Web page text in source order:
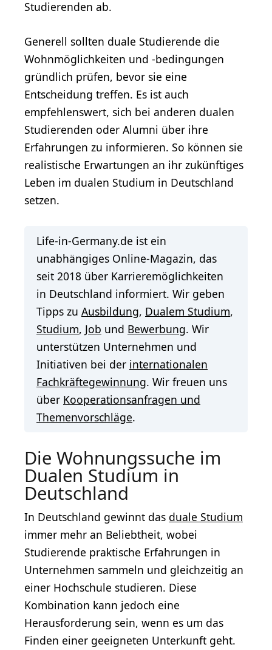
Studierenden ab.
Generell sollten duale Studierende die
Wohnmöglichkeiten und -bedingungen
gründlich prüfen, bevor sie eine
Entscheidung treffen. Es ist auch
empfehlenswert, sich bei anderen dualen
Studierenden oder Alumni über ihre
Erfahrungen zu informieren. So können sie
realistische Erwartungen an ihr zukünftiges
Leben im dualen Studium in Deutschland
setzen.
Life-in-Germany.de ist ein
unabhängiges Online-Magazin, das
seit 2018 über Karrieremöglichkeiten
in Deutschland informiert. Wir geben
Tipps zu Ausbildung, Dualem Studium,
Studium, Job und Bewerbung. Wir
unterstützen Unternehmen und
Initiativen bei der internationalen
Fachkräftegewinnung. Wir freuen uns
über Kooperationsanfragen und
Themenvorschläge.
Die Wohnungssuche im
Dualen Studium in
Deutschland
In Deutschland gewinnt das duale Studium
immer mehr an Beliebtheit, wobei
Studierende praktische Erfahrungen in
Unternehmen sammeln und gleichzeitig an
einer Hochschule studieren. Diese
Kombination kann jedoch eine
Herausforderung sein, wenn es um das
Finden einer geeigneten Unterkunft geht.